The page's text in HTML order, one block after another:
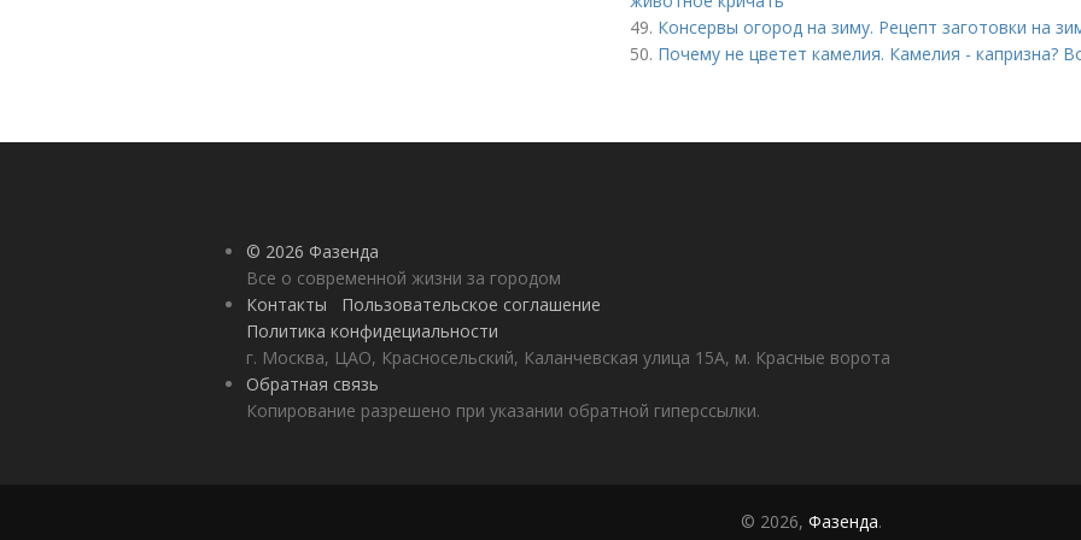
49. Консервы огород на зиму. Рецепт заготовки на
50. Почему не цветет камелия. Камелия - капризна?
© 2026 Фазенда
Все о современной жизни за городом
Контакты
Пользовательское соглашение
Политика конфидециальности
г. Москва, ЦАО, Красносельский, Каланчевская улица 15А, м. Красные ворота
Обратная связь
Копирование разрешено при указании обратной гиперссылки.
© 2026, Фазенда.